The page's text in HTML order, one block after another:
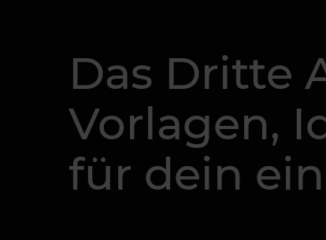
Das Dritte
Vorlagen,
für dein